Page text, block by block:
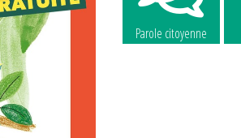
Parole citoyenne